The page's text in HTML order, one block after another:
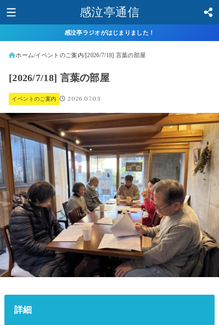
感泣亭通信
感泣亭ラジオがはじまりました！
ホーム イベントのご案内 [2026/7/18] 言葉の部屋
[2026/7/18] 言葉の部屋
イベントのご案内 2026.07.03
詳細